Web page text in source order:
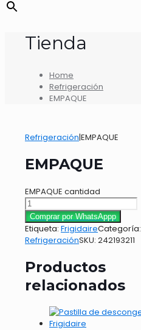
Tienda
Home
Refrigeración
EMPAQUE
Refrigeración|EMPAQUE
EMPAQUE
EMPAQUE cantidad
Comprar por WhatsAppp
Etiqueta: FrigidaireCategoría:
RefrigeraciónSKU: 242193211
Productos
relacionados